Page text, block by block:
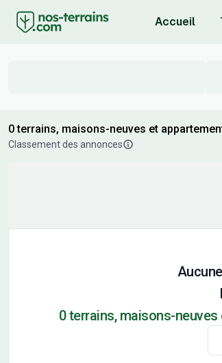
Accueil
0 terrains, maisons-neuves et
Classement des annonces
0 terrains, maisons-